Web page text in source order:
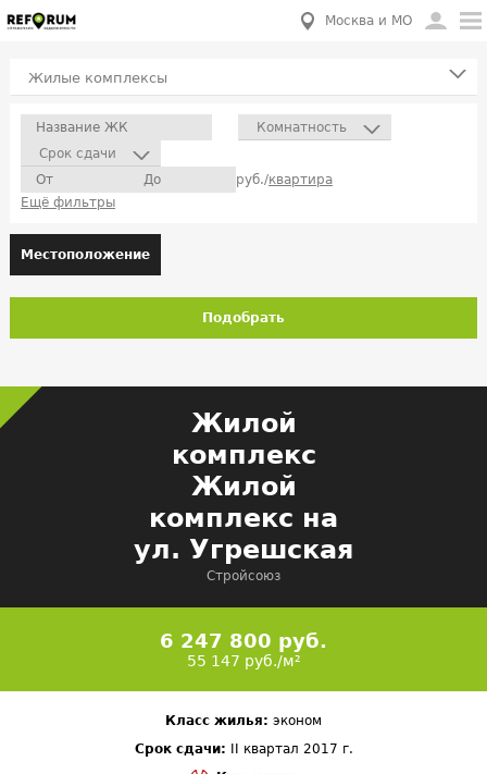
Москва и МО
Жилые комплексы
Комнатность
Срок сдачи
руб./квартира
Ещё фильтры
Местоположение
Подобрать
Жилой
комплекс
Жилой
комплекс на
ул. Угрешская
Стройсоюз
6 247 800 руб.
55 147 руб./м²
Класс жилья: эконом
Срок сдачи: II квартал 2017 г.